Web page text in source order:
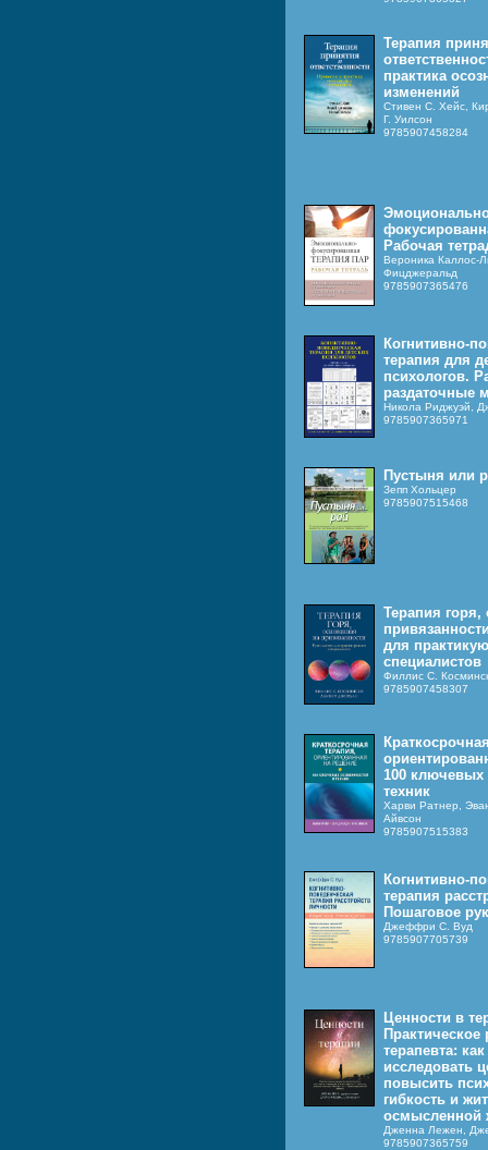
Терапия
практика
изменений
Стивен С. Хейс,
Г. Уилсон
9785907458284
Рабочая
Вероника Каллос-
Фицджеральд
9785907365476
Когнитивно-
терапия для
психологов.
раздаточные
Никола Риджуэй,
9785907365971
Пустыня или
Зепп Хольцер
9785907515468
Терапия горя,
для
специалистов
Филлис С.
9785907458307
100 ключевых
техник
Харви Ратнер,
Айвсон
9785907515383
Когнитивно-
терапия
Пошаговое
Джеффри С. Вуд
9785907705739
Ценности в
Практическое
терапевта:
исследовать
повысить
гибкость и
осмысленной
Дженна Лежен,
9785907365759